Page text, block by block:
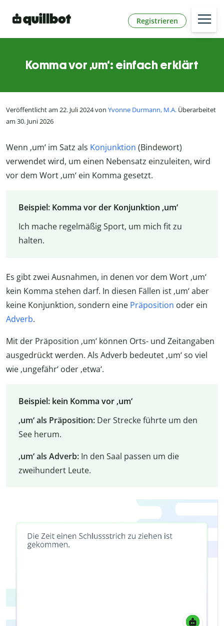
Registrieren
Komma vor ‚um‘: einfach erklärt
Veröffentlicht am 22. Juli 2024 von Yvonne Durmann, M.A. Überarbeitet
am 30. Juni 2026
Wenn ‚um‘ im Satz als Konjunktion (Bindewort)
verwendet wird, um einen Nebensatz einzuleiten, wird
vor dem Wort ‚um‘ ein Komma gesetzt.
Beispiel: Komma vor der Konjunktion ‚um‘
Ich mache regelmäßig Sport, um mich fit zu
halten.
Es gibt zwei Ausnahmen, in denen vor dem Wort ‚um‘
kein Komma stehen darf. In diesen Fällen ist ‚um‘ aber
keine Konjunktion, sondern eine Präposition oder ein
Adverb.
Mit der Präposition ‚um‘ können Orts- und Zeitangaben
ausgedrückt werden. Als Adverb bedeutet ‚um‘ so viel
wie ‚ungefähr‘ oder ‚etwa‘.
Beispiel: kein Komma vor ‚um‘
‚um‘ als Präposition:Der Strecke führte um den
See herum.
‚um‘ als Adverb:In den Saal passen um die
zweihundert Leute.